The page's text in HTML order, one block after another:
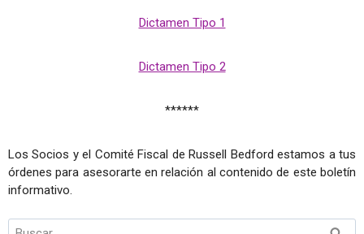
Dictamen Tipo 1
Dictamen Tipo 2
******
Los Socios y el Comité Fiscal de Russell Bedford estamos a tus
órdenes para asesorarte en relación al contenido de este boletín
informativo.